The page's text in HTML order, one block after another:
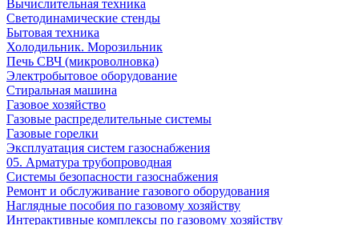
Вычислительная техника
Светодинамические стенды
Бытовая техника
Холодильник. Морозильник
Печь СВЧ (микроволновка)
Электробытовое оборудование
Стиральная машина
Газовое хозяйство
Газовые распределительные системы
Газовые горелки
Эксплуатация систем газоснабжения
05. Арматура трубопроводная
Системы безопасности газоснабжения
Ремонт и обслуживание газового оборудования
Наглядные пособия по газовому хозяйству
Интерактивные комплексы по газовому хозяйству